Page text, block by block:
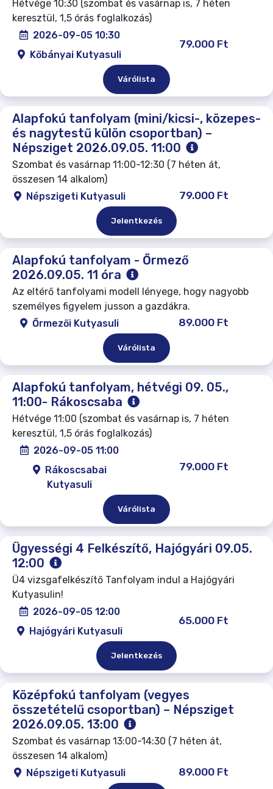
Hétvége 10:30 (szombat és vasárnap is, 7 héten
keresztül, 1,5 órás foglalkozás)
2026-09-05 10:30
Kőbányai Kutyasuli
79.000 Ft
Várólista
Alapfokú tanfolyam (mini/kicsi-, közepes-
és nagytestű külön csoportban) –
Népsziget 2026.09.05. 11:00
Szombat és vasárnap 11:00-12:30 (7 héten át,
összesen 14 alkalom)
Népszigeti Kutyasuli
79.000 Ft
Jelentkezés
Alapfokú tanfolyam - Őrmező
2026.09.05. 11 óra
Az eltérő tanfolyami modell lényege, hogy nagyobb
személyes figyelem jusson a gazdákra.
Őrmezői Kutyasuli
89.000 Ft
Várólista
Alapfokú tanfolyam, hétvégi 09. 05.,
11:00- Rákoscsaba
Hétvége 11:00 (szombat és vasárnap is, 7 héten
keresztül, 1,5 órás foglalkozás)
2026-09-05 11:00
Rákoscsabai
Kutyasuli
79.000 Ft
Várólista
Ügyességi 4 Felkészítő, Hajógyári 09.05.
12:00
Ü4 vizsgafelkészítő Tanfolyam indul a Hajógyári
Kutyasulin!
2026-09-05 12:00
Hajógyári Kutyasuli
65.000 Ft
Jelentkezés
Középfokú tanfolyam (vegyes
összetételű csoportban) – Népsziget
2026.09.05. 13:00
Szombat és vasárnap 13:00-14:30 (7 héten át,
összesen 14 alkalom)
Népszigeti Kutyasuli
89.000 Ft